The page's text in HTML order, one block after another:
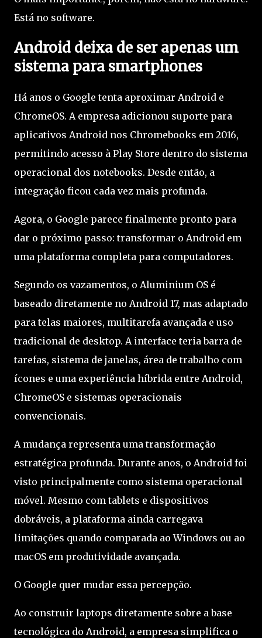
Está no software.
Android deixa de ser apenas um
sistema para smartphones
Há anos o Google tenta aproximar Android e
ChromeOS. A empresa adicionou suporte para
aplicativos Android nos Chromebooks em 2016,
permitindo acesso à Play Store dentro do sistema
operacional dos notebooks. Desde então, a
integração ficou cada vez mais profunda.
Agora, o Google parece finalmente pronto para
dar o próximo passo: transformar o Android em
uma plataforma completa para computadores.
Segundo os vazamentos, o Aluminium OS é
baseado diretamente no Android 17, mas adaptado
para telas maiores, multitarefa avançada e uso
tradicional de desktop. A interface teria barra de
tarefas, sistema de janelas, área de trabalho com
ícones e uma experiência híbrida entre Android,
ChromeOS e sistemas operacionais
convencionais.
A mudança representa uma transformação
estratégica profunda. Durante anos, o Android foi
visto principalmente como sistema operacional
móvel. Mesmo com tablets e dispositivos
dobráveis, a plataforma ainda carregava
limitações quando comparada ao Windows ou ao
macOS em produtividade avançada.
O Google quer mudar essa percepção.
Ao construir laptops diretamente sobre a base
tecnológica do Android, a empresa simplifica o